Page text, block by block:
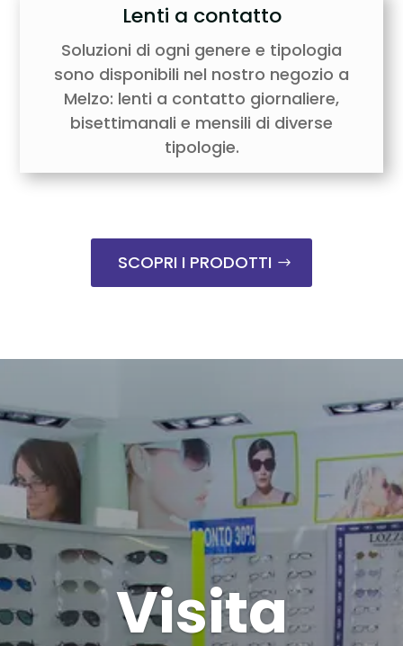
Lenti a contatto
Soluzioni di ogni genere e tipologia
sono disponibili nel nostro negozio a
Melzo: lenti a contatto giornaliere,
bisettimanali e mensili di diverse
tipologie.
SCOPRI I PRODOTTI
Visita